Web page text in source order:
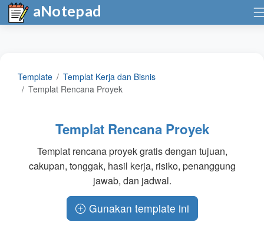
aNotepad
Template
Templat Kerja dan Bisnis
Templat Rencana Proyek
Templat Rencana Proyek
Templat rencana proyek gratis dengan tujuan,
cakupan, tonggak, hasil kerja, risiko, penanggung
jawab, dan jadwal.
Gunakan template ini